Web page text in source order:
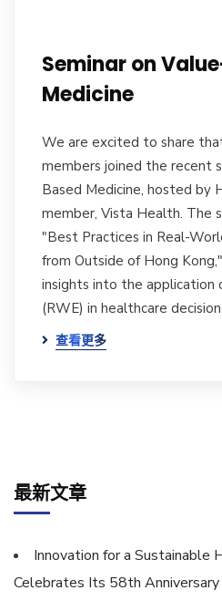
Seminar on
Medicine
We are excited to share
members joined the recent
Based Medicine, hosted by
member, Vista Health. The
"Best Practices in Real-
from Outside of Hong
insights into the application
(RWE) in healthcare
查看更多
最新文章
Innovation for a Sustainable
Celebrates Its 58th Anniversary